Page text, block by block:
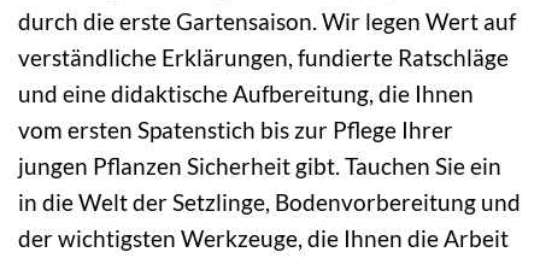
durch die erste Gartensaison. Wir legen Wert auf
verständliche Erklärungen, fundierte Ratschläge
und eine didaktische Aufbereitung, die Ihnen
vom ersten Spatenstich bis zur Pflege Ihrer
jungen Pflanzen Sicherheit gibt. Tauchen Sie ein
in die Welt der Setzlinge, Bodenvorbereitung und
der wichtigsten Werkzeuge, die Ihnen die Arbeit